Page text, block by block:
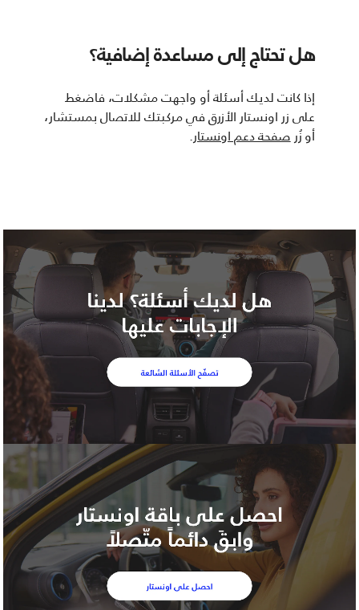
هل تحتاج إلى مساعدة إضافية؟
إذا كانت لديك أسئلة أو واجهت مشكلات، فاضغط
على زر اونستار الأزرق في مركبتك للاتصال بمستشار،
أو زُرصفحة دعم اونستار.